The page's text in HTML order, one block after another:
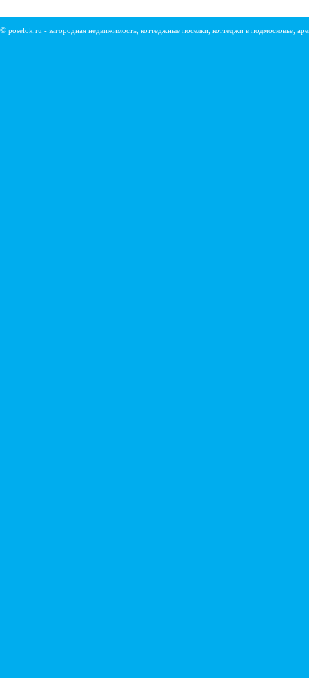
© poselok.ru - загородная недвижимость, коттеджные поселки, коттеджи в подмосковье,